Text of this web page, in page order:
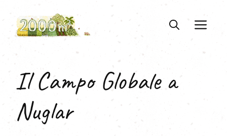
contenuto
Il Campo Globale a
Nuglar